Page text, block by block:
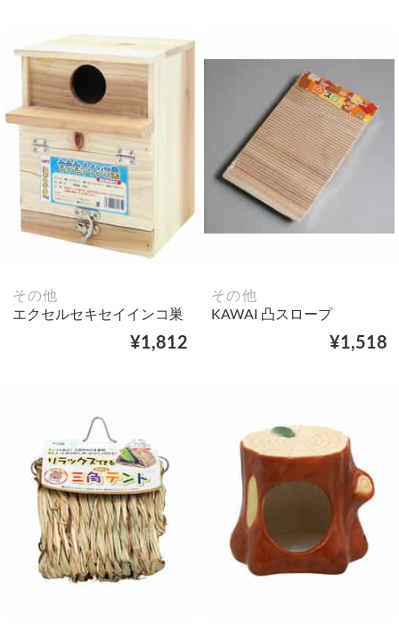
その他
エクセルセキセイインコ巣
¥1,812
その他
KAWAI 凸スロープ
¥1,518